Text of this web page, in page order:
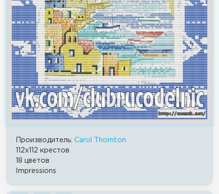
Производитель: Carol Thornton
112x112 крестов
18 цветов
Impressions